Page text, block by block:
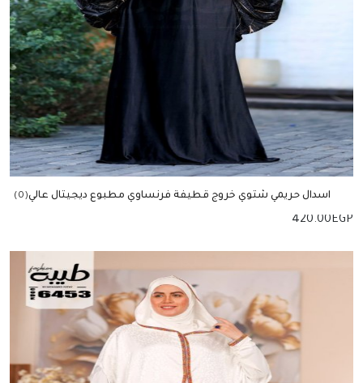
اسدال حريمي شتوي خروج قطيفة فرنساوي مطبوع ديجيتال عالي(0)
420.00EGP